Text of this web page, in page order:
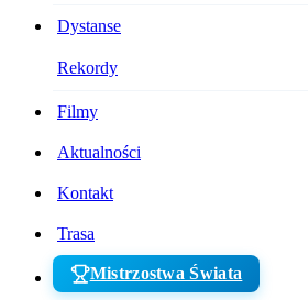
Dystanse
Rekordy
Filmy
Aktualności
Kontakt
Trasa
Mistrzostwa Świata